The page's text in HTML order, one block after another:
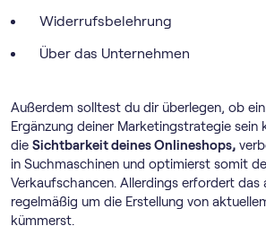
Widerrufsbelehrung
Über das Unternehmen
Außerdem solltest du dir überlegen, ob
Ergänzung deiner Marketingstrategie sein
die Sichtbarkeit deines Onlineshops,
in Suchmaschinen und optimierst somit
Verkaufschancen. Allerdings erfordert das
regelmäßig um die Erstellung von
kümmerst.